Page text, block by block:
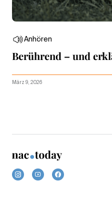
Anhören
Berührend – und
März 9, 2026